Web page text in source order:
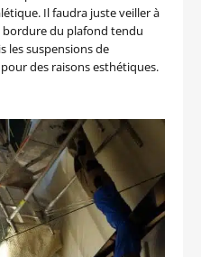
Il faudra juste veiller à
du plafond tendu
les suspensions de
des raisons esthétiques.